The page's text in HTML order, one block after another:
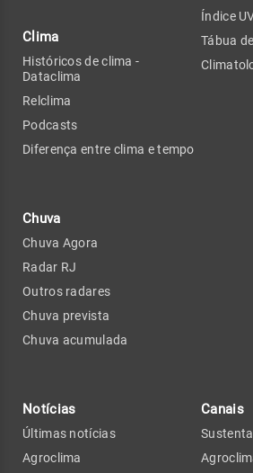
Clima
Históricos de clima -
Dataclima
Relclima
Podcasts
Diferença entre clima e tempo
Chuva
Chuva Agora
Radar RJ
Outros radares
Chuva prevista
Chuva acumulada
Índice
Tábua
Notícias
Últimas notícias
Agroclima
Canais